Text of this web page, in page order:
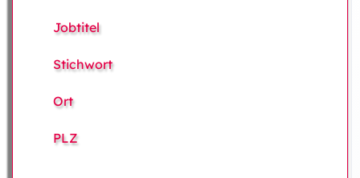
Jobtitel
Stichwort
Ort
PLZ